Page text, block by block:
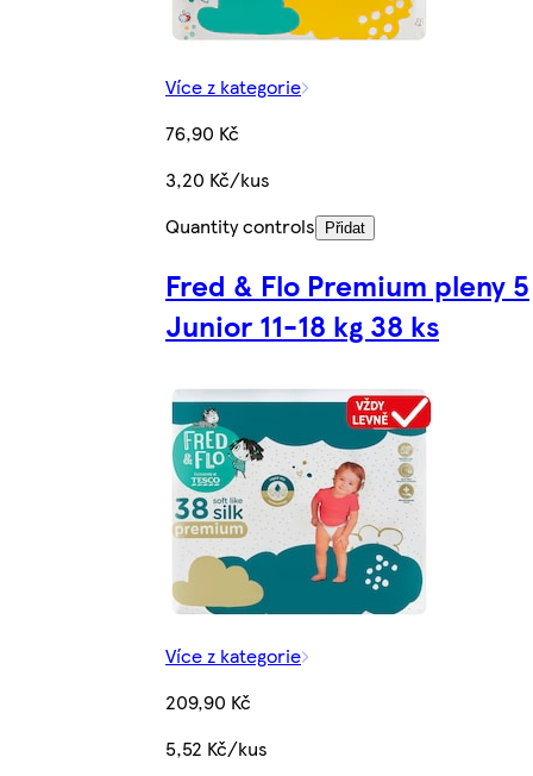
Více z kategorie
76,90 Kč
3,20 Kč/kus
Quantity controls
Přidat
Fred & Flo Premium pleny 5
Junior 11-18 kg 38 ks
Více z kategorie
209,90 Kč
5,52 Kč/kus